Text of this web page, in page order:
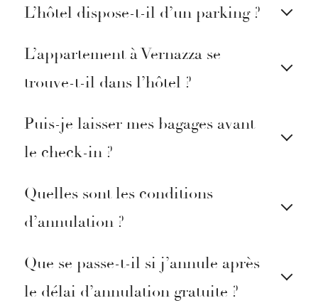
L’hôtel dispose-t-il d’un parking ?
L’appartement à Vernazza se
trouve-t-il dans l’hôtel ?
Puis-je laisser mes bagages avant
le check-in ?
Quelles sont les conditions
d’annulation ?
Que se passe-t-il si j’annule après
le délai d’annulation gratuite ?